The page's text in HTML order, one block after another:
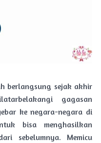
berlangsung sejak akhir
gagasan
ke negara-negara di
bisa menghasilkan
sebelumnya. Memicu